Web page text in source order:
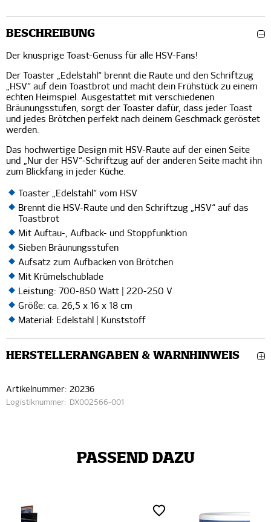
BESCHREIBUNG
Der knusprige Toast-Genuss für alle HSV-Fans!
Der Toaster „Edelstahl“ brennt die Raute und den Schriftzug
„HSV“ auf dein Toastbrot und macht dein Frühstück zu einem
echten Heimspiel. Ausgestattet mit verschiedenen
Bräunungsstufen, sorgt der Toaster dafür, dass jeder Toast
und jedes Brötchen perfekt nach deinem Geschmack geröstet
werden.
Das hochwertige Design mit HSV-Raute auf der einen Seite
und „Nur der HSV“-Schriftzug auf der anderen Seite macht ihn
zum Blickfang in jeder Küche.
Toaster „Edelstahl“ vom HSV
Brennt die HSV-Raute und den Schriftzug „HSV“ auf das
Toastbrot
Mit Auftau-, Aufback- und Stoppfunktion
Sieben Bräunungsstufen
Aufsatz zum Aufbacken von Brötchen
Mit Krümelschublade
Leistung: 700-850 Watt | 220-250 V
Größe: ca. 26,5 x 16 x 18 cm
Material: Edelstahl | Kunststoff
HERSTELLERANGABEN & WARNHINWEIS
Artikelnummer: 20236
Logistiknummer: DX002566-001
PASSEND DAZU